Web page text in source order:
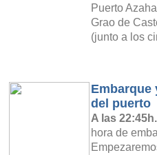
Puerto
Grao de
(junto a los
Embarque
del puerto
A las 22:45h.
hora de